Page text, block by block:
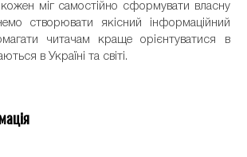
міг самостійно сформувати власну
створювати якісний інформаційний
читачам краще орієнтуватися в
в Україні та світі.